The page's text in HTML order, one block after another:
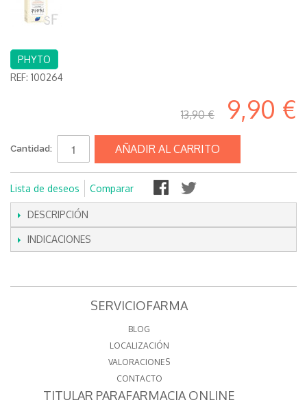
PHYTO
REF: 100264
13,90 € 9,90 €
Cantidad: AÑADIR AL CARRITO
Lista de deseos Comparar
DESCRIPCIÓN
INDICACIONES
SERVICIOFARMA
BLOG
LOCALIZACIÓN
VALORACIONES
CONTACTO
TITULAR PARAFARMACIA ONLINE